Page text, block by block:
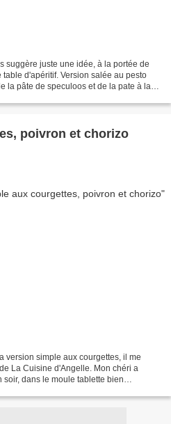
suggère juste une idée, à la portée de
d'apéritif. Version salée au pesto
la pâte de speculoos et de la pate à la
poivron et chorizo
version simple aux courgettes, il me
La Cuisine d'Angelle. Mon chéri a
dans le moule tablette bien